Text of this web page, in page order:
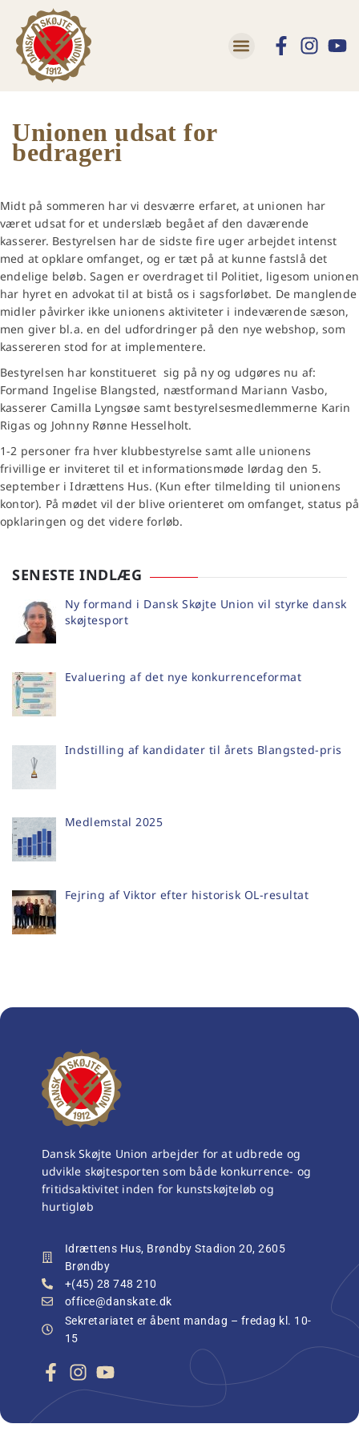
Unionen udsat for
bedrageri
Midt på sommeren har vi desværre erfaret, at unionen har
været udsat for et underslæb begået af den daværende
kasserer. Bestyrelsen har de sidste fire uger arbejdet intenst
med at opklare omfanget, og er tæt på at kunne fastslå det
endelige beløb. Sagen er overdraget til Politiet, ligesom unionen
har hyret en advokat til at bistå os i sagsforløbet. De manglende
midler påvirker ikke unionens aktiviteter i indeværende sæson,
men giver bl.a. en del udfordringer på den nye webshop, som
kassereren stod for at implementere.
Bestyrelsen har konstitueret sig på ny og udgøres nu af:
Formand Ingelise Blangsted, næstformand Mariann Vasbo,
kasserer Camilla Lyngsøe samt bestyrelsesmedlemmerne Karin
Rigas og Johnny Rønne Hesselholt.
1-2 personer fra hver klubbestyrelse samt alle unionens
frivillige er inviteret til et informationsmøde lørdag den 5.
september i Idrættens Hus. (Kun efter tilmelding til unionens
kontor). På mødet vil der blive orienteret om omfanget, status på
opklaringen og det videre forløb.
SENESTE INDLÆG
Ny formand i Dansk Skøjte Union vil styrke dansk
skøjtesport
Evaluering af det nye konkurrenceformat
Indstilling af kandidater til årets Blangsted-pris
Medlemstal 2025
Fejring af Viktor efter historisk OL-resultat
Dansk Skøjte Union arbejder for at udbrede og
udvikle skøjtesporten som både konkurrence- og
fritidsaktivitet inden for kunstskøjteløb og
hurtigløb
Idrættens Hus, Brøndby Stadion 20, 2605
Brøndby
+(45) 28 748 210
office@danskate.dk
Sekretariatet er åbent mandag – fredag kl. 10-
15